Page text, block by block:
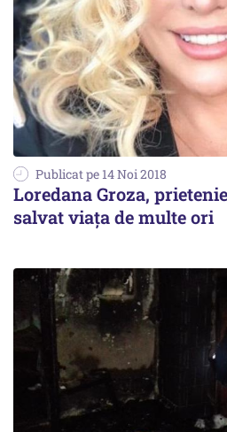
Publicat pe 14 Noi 2018
Loredana Groza,
salvat viața de multe ori